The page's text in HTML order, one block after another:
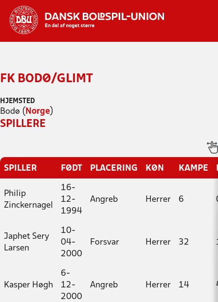
FK BODØ/GLIMT
HJEMSTED
Bodø ( Norge)
SPILLERE
SPILLER FØDT PLACERING KØN KAMPE
Philip
Zinckernagel
16-
12-
1994
Angreb Herrer 6
Japhet Sery
Larsen
10-
04-
2000
Forsvar Herrer 32
Kasper Høgh
6-
12-
2000
Angreb Herrer 14